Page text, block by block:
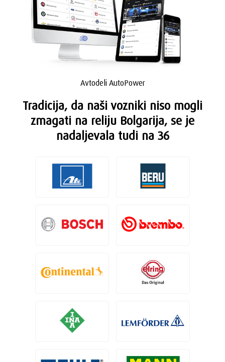
Avtodeli AutoPower
Tradicija, da naši vozniki niso mogli
zmagati na reliju Bolgarija, se je
nadaljevala tudi na 36